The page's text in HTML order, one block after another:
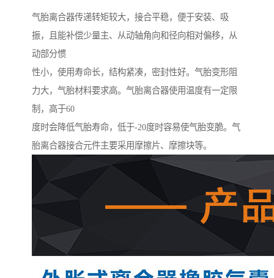
气胎离合器传递转矩较大，接合平稳，便于安装、吸
振，且能补偿少量主、从动轴角向和径向相对偏移，从
动部分惯
性小，使用寿命长，结构紧凑，密封性好。气胎变形阻
力大，气胎材料要求高。气胎离合器使用温度有一定限
制，高于60
度时会降低气胎寿命，低于-20度时容易使气胎变脆。气
胎离合器接合元件主要采用摩擦片、摩擦块等。